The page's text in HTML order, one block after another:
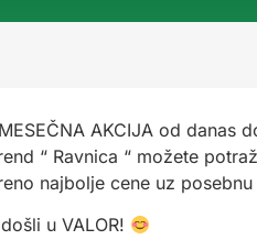
AKCIJA od danas
“ Ravnica “ možete
najbolje cene uz
u VALOR!